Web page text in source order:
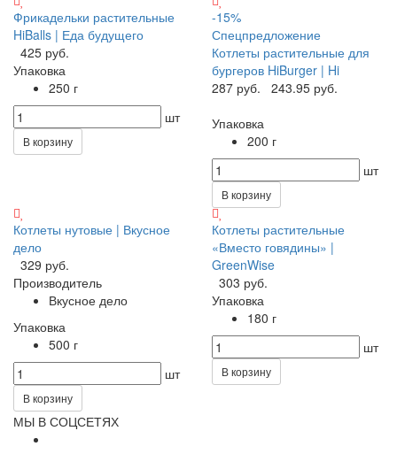
Фрикадельки растительные
HiBalls | Еда будущего
425 руб.
Упаковка
250 г
шт
В корзину
-15%
Спецпредложение
Котлеты растительные для
бургеров HiBurger | Hi
287 руб.
243.95 руб.
Упаковка
200 г
шт
В корзину
Котлеты нутовые | Вкусное
дело
329 руб.
Производитель
Вкусное дело
Упаковка
500 г
шт
В корзину
Котлеты растительные
«Вместо говядины» |
GreenWise
303 руб.
Упаковка
180 г
шт
В корзину
МЫ В СОЦСЕТЯХ